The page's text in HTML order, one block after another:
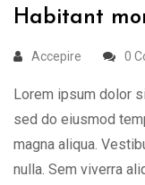
Habitant
Accepire 0
Lorem ipsum dolor
sed do eiusmod
magna aliqua.
nulla. Sem viverra